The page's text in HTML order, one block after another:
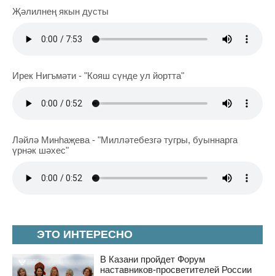
ЭТО ИНТЕРЕСНО
В Казани пройдет Форум
наставников-просветителей России
Җәлилнең якын дусты
Ирек Нигъмәти - "Кояш сүнде ул йортта"
Ләйлә Минһаҗева - "Милләтебезгә тугры, буыннарга
үрнәк шәхес"